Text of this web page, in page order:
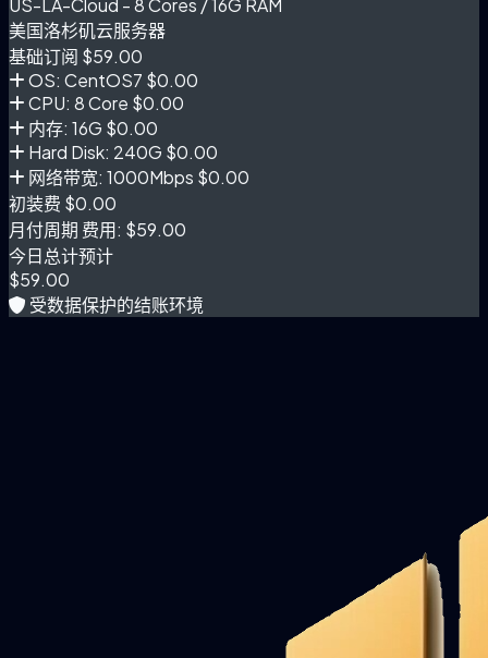
US-LA-Cloud - 8 Cores / 16G RAM
美国洛杉矶云服务器
基础订阅 $59.00
OS: CentOS7 $0.00
CPU: 8 Core $0.00
内存: 16G $0.00
Hard Disk: 240G $0.00
网络带宽: 1000Mbps $0.00
初装费 $0.00
月付周期 费用: $59.00
今日总计预计
$59.00
受数据保护的结账环境